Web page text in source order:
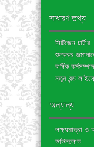
সাধারণ তথ্য
সিটিজেন চার্টার
শুল্ককর
বার্ষিক
নতুন বন্ড
অন্যান্য
লক্ষ্যমাত্রা ও
ডাউনলোড